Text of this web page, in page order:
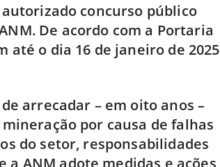
concurso público
De acordo com a Portaria
até o dia 16 de janeiro de 2025
arrecadar – em oito anos –
por causa de falhas
do setor, responsabilidades
a ANM adote medidas e ações